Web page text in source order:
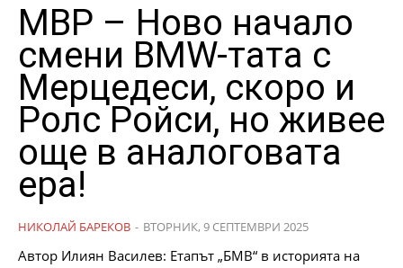
МВР – Ново начало
смени BMW-тата с
Мерцедеси, скоро и
Ролс Ройси, но живее
още в аналоговата
ера!
НИКОЛАЙ БАРЕКОВ - ВТОРНИК, 9 СЕПТЕМВРИ 2025
Автор Илиян Василев: Етапът „БМВ“ в историята на